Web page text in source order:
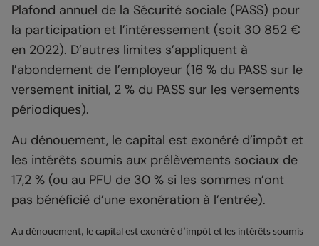
Plafond annuel de la Sécurité sociale (PASS) pour
la participation et l’intéressement (soit 30 852 €
en 2022). D’autres limites s’appliquent à
l’abondement de l’employeur (16 % du PASS sur le
versement initial, 2 % du PASS sur les versements
périodiques).
Au dénouement, le capital est exonéré d’impôt et
les intérêts soumis aux prélèvements sociaux de
17,2 % (ou au PFU de 30 % si les sommes n’ont
pas bénéficié d’une exonération à l’entrée).
Au dénouement, le capital est exonéré d’impôt et les intérêts soumis